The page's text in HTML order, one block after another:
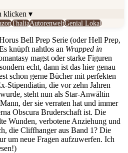
klicken ▾
ThaliaAutorenweltGenial Lokal
Bell Prep Serie (oder Hell Prep,
knüpft nahtlos an Wrapped in
magst oder starke Figuren
echt, dann ist das hier genau
schon gerne Bücher mit perfekten
Stipendiatin, die vor zehn Jahren
steht nun als Star-Anwältin
der sie verraten hat und immer
Obscura Bruderschaft ist. Die
Wunden, verbotene Anziehung und
die Cliffhanger aus Band 1? Die
um neue Fragen aufzuwerfen. Ich